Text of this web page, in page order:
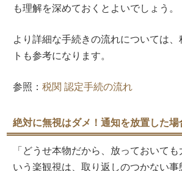
も理解を深めておくとよいでしょう。
より詳細な手続きの流れについては
トも参考になります。
参照：税関 認定手続の流れ
絶対に無視はダメ！通知を放置した
「どうせ本物だから、放っておいて
いう楽観視は、取り返しのつかない事